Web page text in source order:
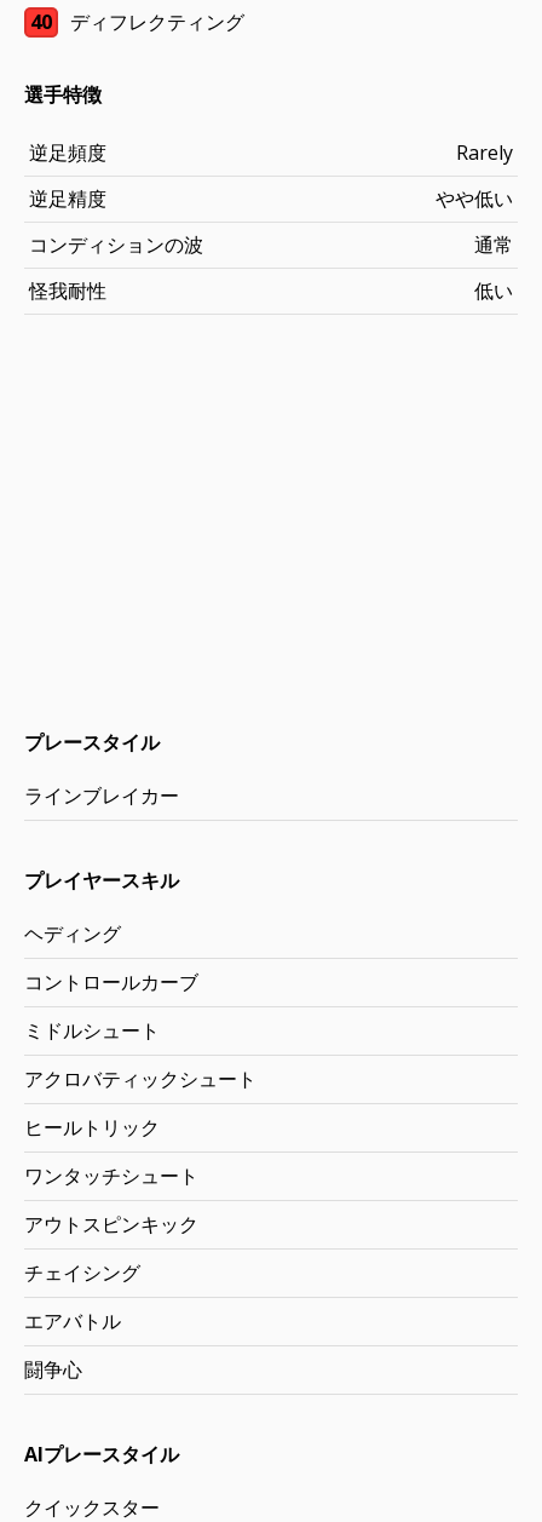
40 ディフレクティング
選手特徴
逆足頻度
Rarely
逆足精度
やや低い
コンディションの波
通常
怪我耐性
低い
プレースタイル
ラインブレイカー
プレイヤースキル
ヘディング
コントロールカーブ
ミドルシュート
アクロバティックシュート
ヒールトリック
ワンタッチシュート
アウトスピンキック
チェイシング
エアバトル
闘争心
AIプレースタイル
クイックスター